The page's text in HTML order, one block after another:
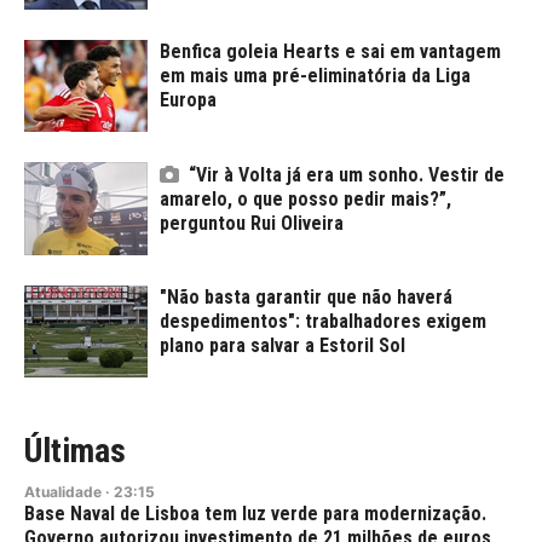
Benfica goleia Hearts e sai em vantagem
em mais uma pré-eliminatória da Liga
Europa
“Vir à Volta já era um sonho. Vestir de
amarelo, o que posso pedir mais?”,
perguntou Rui Oliveira
"Não basta garantir que não haverá
despedimentos": trabalhadores exigem
plano para salvar a Estoril Sol
Últimas
Atualidade · 23:15
Base Naval de Lisboa tem luz verde para modernização.